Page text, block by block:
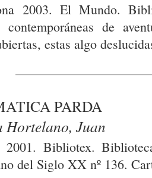
2003. El Mundo.
contemporáneas de
estas algo
PARDA
Hortelano, Juan
2001. Bibliotex.
del Siglo XX nº 136.